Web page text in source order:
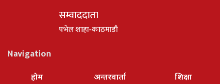
सम्वाददाता
पभेल शाहा-काठमाडौ
Navigation
होम अन्तरवार्ता शिक्षा